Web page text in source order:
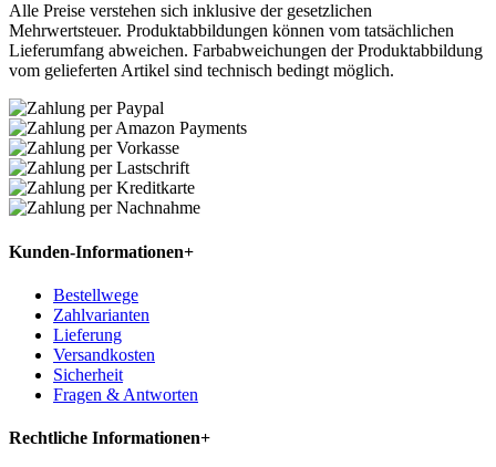
Alle Preise verstehen sich inklusive der gesetzlichen
Mehrwertsteuer. Produktabbildungen können vom tatsächlichen
Lieferumfang abweichen. Farbabweichungen der Produktabbildung
vom gelieferten Artikel sind technisch bedingt möglich.
Kunden-Informationen+
Bestellwege
Zahlvarianten
Lieferung
Versandkosten
Sicherheit
Fragen & Antworten
Rechtliche Informationen+